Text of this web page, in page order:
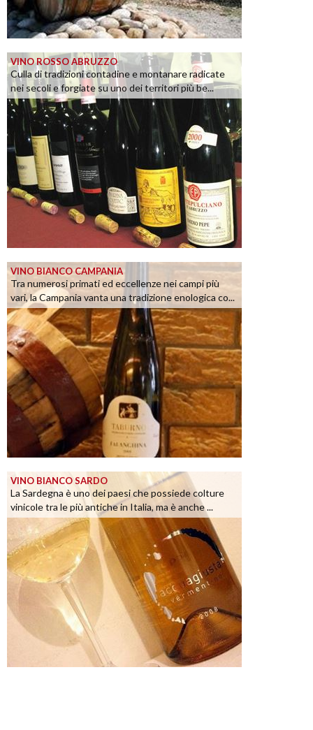
VINO ROSSO ABRUZZO
Culla di tradizioni contadine e montanare radicate
nei secoli e forgiate su uno dei territori più be...
VINO BIANCO CAMPANIA
Tra numerosi primati ed eccellenze nei campi più
vari, la Campania vanta una tradizione enologica co...
VINO BIANCO SARDO
La Sardegna è uno dei paesi che possiede colture
vinicole tra le più antiche in Italia, ma è anche ...